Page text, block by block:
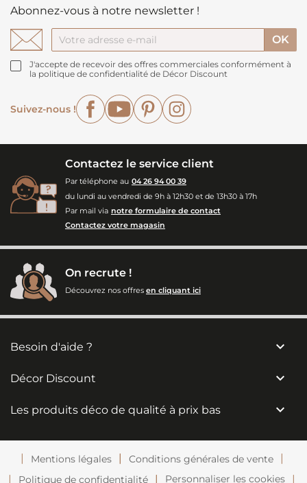
Abonnez-vous à notre newsletter !
J'accepte de recevoir des offres commerciales conformément à
la politique de confidentialité de Décor Discount
Suivez-nous !
FacebookYouTubePinterest
Contactez le service client
Par téléphone au 04 26 94 00 39
du lundi au vendredi de 9h à 12h30 et de 13h30 à 17h
Par mail via notre formulaire de contact
Contactez votre magasin
On recrute !
Découvrez nos offres en cliquant ici
Besoin d'aide ? 
Décor Discount 
Les produits déco de qualité à prix bas 
Mentions légales
Conditions générales de vente
Politique de confidentialité
Personnaliser les cookies